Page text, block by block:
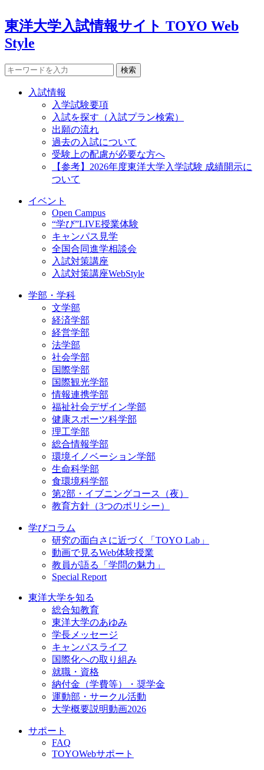
東洋大学入試情報サイト TOYO Web
Style
検索
入試情報
入学試験要項
入試を探す（入試プラン検索）
出願の流れ
過去の入試について
受験上の配慮が必要な方へ
【参考】2026年度東洋大学入学試験 成績開示に
ついて
イベント
Open Campus
“学び”LIVE授業体験
キャンパス見学
全国合同進学相談会
入試対策講座
入試対策講座WebStyle
学部・学科
文学部
経済学部
経営学部
法学部
社会学部
国際学部
国際観光学部
情報連携学部
福祉社会デザイン学部
健康スポーツ科学部
理工学部
総合情報学部
環境イノベーション学部
生命科学部
食環境科学部
第2部・イブニングコース（夜）
教育方針（3つのポリシー）
学びコラム
研究の面白さに近づく「TOYO Lab」
動画で見るWeb体験授業
教員が語る「学問の魅力」
Special Report
東洋大学を知る
総合知教育
東洋大学のあゆみ
学長メッセージ
キャンパスライフ
国際化への取り組み
就職・資格
納付金（学費等）・奨学金
運動部・サークル活動
大学概要説明動画2026
サポート
FAQ
TOYOWebサポート